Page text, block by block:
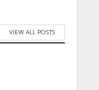
VIEW ALL POSTS